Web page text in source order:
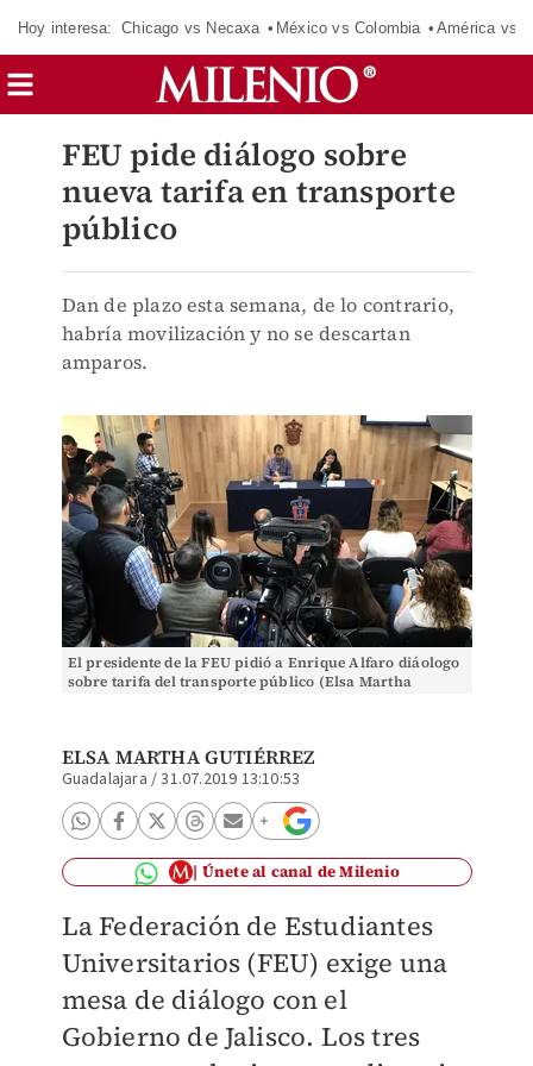
Hoy interesa: Chicago vs Necaxa México vs Colombia América vs
FEU pide diálogo sobre
nueva tarifa en transporte
público
Dan de plazo esta semana, de lo contrario,
habría movilización y no se descartan
amparos.
El presidente de la FEU pidió a Enrique Alfaro diáologo
sobre tarifa del transporte público (Elsa Martha
ELSA MARTHA GUTIÉRREZ
Guadalajara /31.07.2019 13:10:53
Únete al canal de Milenio
La Federación de Estudiantes
Universitarios (FEU) exige una
mesa de diálogo con el
Gobierno de Jalisco. Los tres